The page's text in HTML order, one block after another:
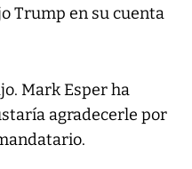
Trump en su cuenta
Mark Esper ha
agradecerle por